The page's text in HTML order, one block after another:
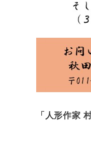
「人形作家